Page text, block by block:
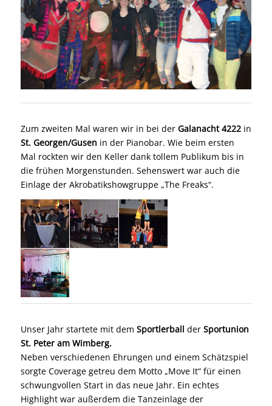
Zum zweiten Mal waren wir in bei der Galanacht 4222in
St. Georgen/Gusen in der Pianobar. Wie beim ersten
Mal rockten wir den Keller dank tollem Publikum bis in
die frühen Morgenstunden. Sehenswert war auch die
Einlage der Akrobatikshowgruppe „The Freaks“.
Unser Jahr startete mit dem Sportlerball der Sportunion
St. Peter am Wimberg.
Neben verschiedenen Ehrungen und einem Schätzspiel
sorgte Coverage getreu dem Motto „Move It“ für einen
schwungvollen Start in das neue Jahr. Ein echtes
Highlight war außerdem die Tanzeinlage der